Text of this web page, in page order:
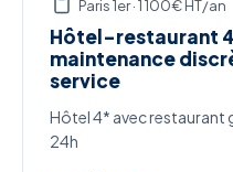
Paris 1er · 1 100€ HT/an
Hôtel-restaurant
maintenance
service
Hôtel 4* avec
24h